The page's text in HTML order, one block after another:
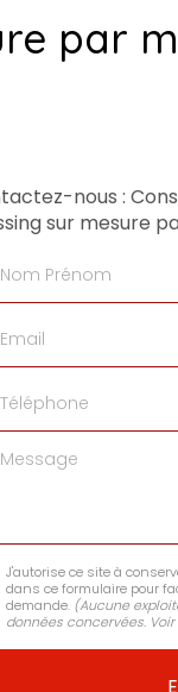
par
nous :
sur mesure
J'autorise ce site à
dans ce formulaire pour
demande. (Aucune
données concervées.